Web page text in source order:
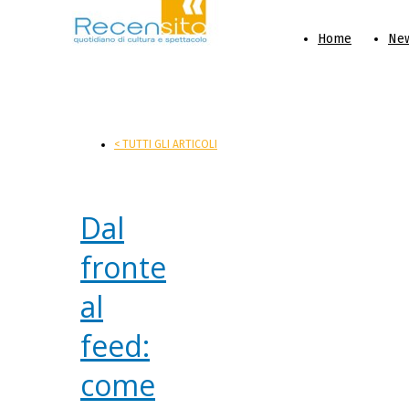
Home
< TUTTI GLI ARTICOLI
Dal
fronte
al
feed:
come